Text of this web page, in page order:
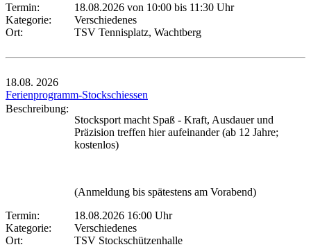
Termin:
18.08.2026 von 10:00 bis 11:30 Uhr
Kategorie:
Verschiedenes
Ort:
TSV Tennisplatz, Wachtberg
18.08. 2026
Ferienprogramm-Stockschiessen
Beschreibung:
Stocksport macht Spaß - Kraft, Ausdauer und
Präzision treffen hier aufeinander (ab 12 Jahre;
kostenlos)
(Anmeldung bis spätestens am Vorabend)
Termin:
18.08.2026 16:00 Uhr
Kategorie:
Verschiedenes
Ort:
TSV Stockschützenhalle